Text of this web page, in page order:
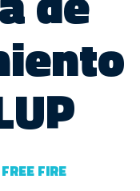
FREE FIRE